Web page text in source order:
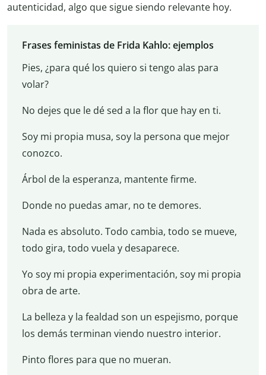
autenticidad, algo que sigue siendo relevante hoy.
Frases feministas de Frida Kahlo: ejemplos
Pies, ¿para qué los quiero si tengo alas para
volar?
No dejes que le dé sed a la flor que hay en ti.
Soy mi propia musa, soy la persona que mejor
conozco.
Árbol de la esperanza, mantente firme.
Donde no puedas amar, no te demores.
Nada es absoluto. Todo cambia, todo se mueve,
todo gira, todo vuela y desaparece.
Yo soy mi propia experimentación, soy mi propia
obra de arte.
La belleza y la fealdad son un espejismo, porque
los demás terminan viendo nuestro interior.
Pinto flores para que no mueran.